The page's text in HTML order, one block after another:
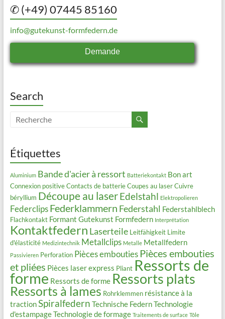
✆ (+49) 07445 85160
info@gutekunst-formfedern.de
Demande
Search
Étiquettes
Aluminium Bande d'acier à ressort Batteriekontakt Bon art
Connexion positive Contacts de batterie Coupes au laser Cuivre
béryllium Découpe au laserEdelstahl Elektropolieren
Federclips Federklammern Federstahl Federstahlblech
Flachkontakt Formant Gutekunst Formfedern Interprétation
Kontaktfedern Laserteile Leitfähigkeit Limite
d'élasticité Medizintechnik Metallclips Metalle Metallfedern
Passivieren Perforation Pièces embouties Pièces embouties
et pliées Pièces laser express Pliant Ressorts de
forme Ressorts de forme Ressorts plats
Ressorts à lames Rohrklemmen résistance à la
tractionSpiralfedern Technische FedernTechnologie
d'estampageTechnologie de formage Traitements de surface Tôle